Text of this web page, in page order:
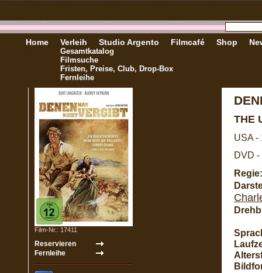
Home Verleih
Gesamtkatalog
Filmsuche
Fristen, Preise, Club, Drop-Box
Fernleihe
Studio Argento Filmcafé Shop
Film-Nr.: 17411
THE
USA -
DVD -
Regie: